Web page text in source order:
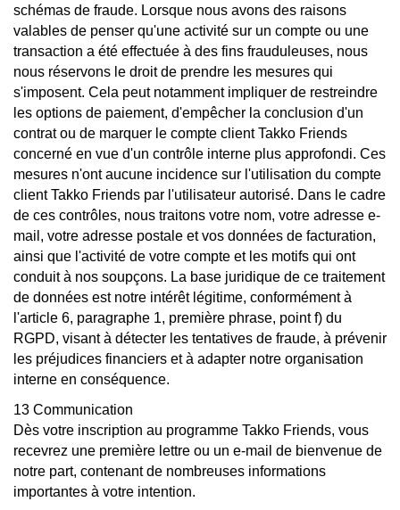
schémas de fraude. Lorsque nous avons des raisons
valables de penser qu'une activité sur un compte ou une
transaction a été effectuée à des fins frauduleuses, nous
nous réservons le droit de prendre les mesures qui
s'imposent. Cela peut notamment impliquer de restreindre
les options de paiement, d'empêcher la conclusion d'un
contrat ou de marquer le compte client Takko Friends
concerné en vue d'un contrôle interne plus approfondi. Ces
mesures n'ont aucune incidence sur l'utilisation du compte
client Takko Friends par l'utilisateur autorisé. Dans le cadre
de ces contrôles, nous traitons votre nom, votre adresse e-
mail, votre adresse postale et vos données de facturation,
ainsi que l'activité de votre compte et les motifs qui ont
conduit à nos soupçons. La base juridique de ce traitement
de données est notre intérêt légitime, conformément à
l'article 6, paragraphe 1, première phrase, point f) du
RGPD, visant à détecter les tentatives de fraude, à prévenir
les préjudices financiers et à adapter notre organisation
interne en conséquence.
13 Communication
Dès votre inscription au programme Takko Friends, vous
recevrez une première lettre ou un e-mail de bienvenue de
notre part, contenant de nombreuses informations
importantes à votre intention.